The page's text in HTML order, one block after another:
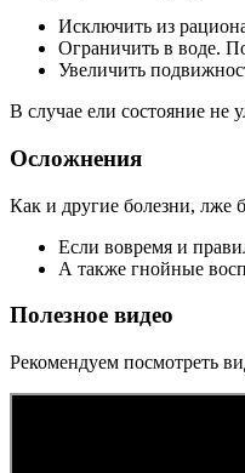
Исключить из
Ограничить в воде.
Увеличить
В случае ели состояние не
Осложнения
Как и другие болезни, лже
Если вовремя и
А также гнойные
Полезное видео
Рекомендуем посмотреть